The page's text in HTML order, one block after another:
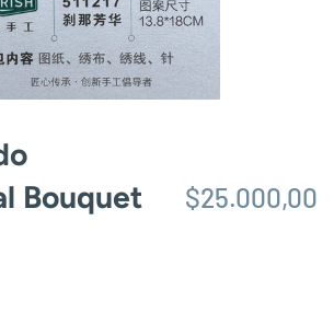
Bouquet
$25.000,00